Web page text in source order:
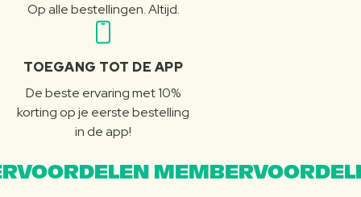
Op alle bestellingen. Altijd.
TOEGANG TOT DE APP
De beste ervaring met 10%
korting op je eerste bestelling
in de app!